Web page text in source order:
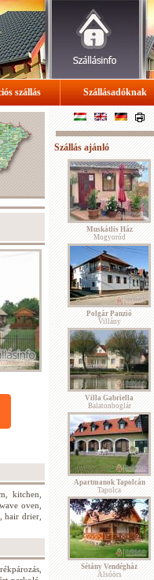
szállás Szállásadóknak
kitchen,
oven,
hair drier,
Szállás ajánló
Muskátlis Ház
Mogyoród
Polgár Panzió
Villány
Villa Gabriella
Balatonboglár
Apartmanok Tapolcán
Tapolca
Sétány Vendégház
Alsóörs